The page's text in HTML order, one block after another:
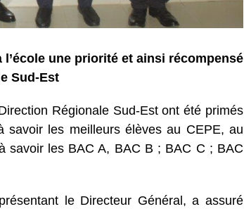
l’école une priorité et ainsi récompensé
Sud-Est
Régionale Sud-Est ont été primés
savoir les meilleurs élèves au CEPE, au
savoir les BAC A, BAC B ; BAC C ; BAC
le Directeur Général, a assuré